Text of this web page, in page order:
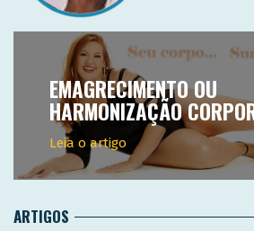
EMAGRECIMENTO OU
HARMONIZAÇÃO
Leia o artigo
ARTIGOS